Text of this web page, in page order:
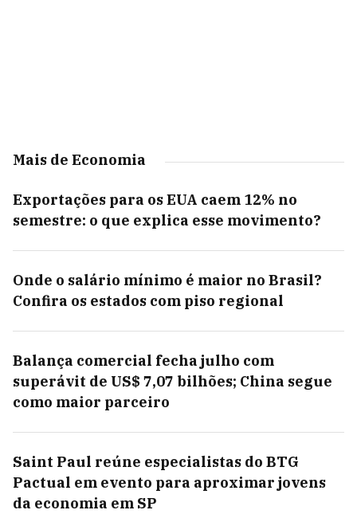
Mais de Economia
Exportações para os EUA caem 12% no
semestre: o que explica esse movimento?
Onde o salário mínimo é maior no Brasil?
Confira os estados com piso regional
Balança comercial fecha julho com
superávit de US$ 7,07 bilhões; China segue
como maior parceiro
Saint Paul reúne especialistas do BTG
Pactual em evento para aproximar jovens
da economia em SP